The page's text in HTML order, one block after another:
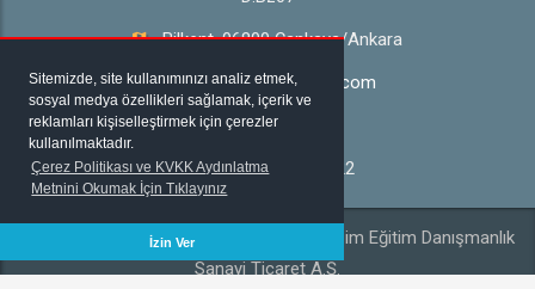
Sitemizde, site kullanımınızı analiz etmek,
sosyal medya özellikleri sağlamak, içerik ve
reklamları kişiselleştirmek için çerezler
kullanılmaktadır.
Çerez Politikası ve KVKK Aydınlatma
Metnini Okumak İçin Tıklayınız
İzin Ver
Bilkent, 06800 Çankaya/Ankara
bilgi@ehliyetadresi.com
444 0 940
+90 312 432 53 22
2020 © Her Hakkı Mahfuzdur | Tabim Bilişim Eğitim Danışmanlık
Sanayi Ticaret A.Ş.